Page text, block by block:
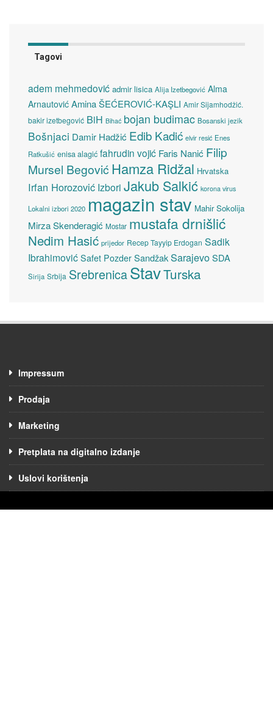
Tagovi
adem mehmedović admir lisica Alija Izetbegović Alma
Arnautović Amina ŠEĆEROVIĆ-KAŞLI Amir Sijamhodžić.
bakir izetbegović BiH Bihać bojan budimac Bosanski jezik
Bošnjaci Damir Hadžić Edib Kadić elvir resić Enes
Ratkušić enisa alagić fahrudin vojić Faris Nanić Filip
Mursel Begović Hamza Ridžal Hrvatska
Irfan Horozović Izbori Jakub Salkić korona virus
Lokalni izbori 2020 magazin stav Mahir Sokolija
Mirza Skenderagić Mostar mustafa drnišlić
Nedim Hasić prijedor Recep Tayyip Erdogan Sadik
Ibrahimović Safet Pozder SandžakSarajevoSDA
Sirija Srbija SrebrenicaStavTurska
Impressum
Prodaja
Marketing
Pretplata na digitalno izdanje
Uslovi korištenja